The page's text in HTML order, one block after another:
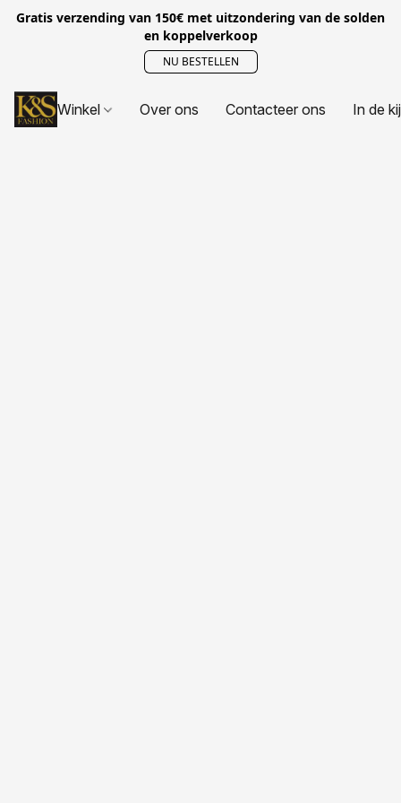
Gratis verzending van 150€ met uitzondering van de solden
en koppelverkoop
NU BESTELLEN
Winkel Over ons Contacteer ons In de